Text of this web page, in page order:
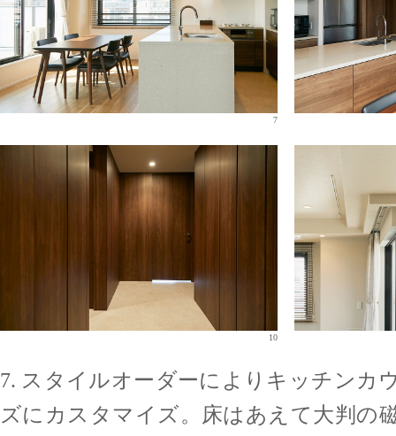
7
10
7. スタイルオーダーによりキッチンカ
ズにカスタマイズ。床はあえて大判の